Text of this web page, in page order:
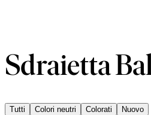
Sdraietta
Tutti Colori neutri Colorati Nuovo